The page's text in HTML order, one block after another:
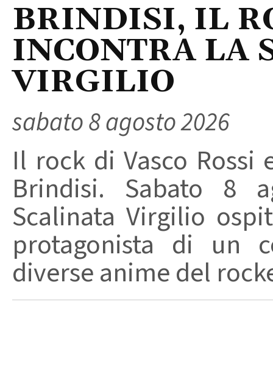
BRINDISI, IL
INCONTRA LA
VIRGILIO
sabato 8 agosto 2026
Il rock di Vasco
Brindisi. Sabato 8
Scalinata Virgilio
protagonista di un
diverse anime del